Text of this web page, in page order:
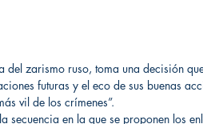
del zarismo ruso, toma una decisión
futuras y el eco de sus buenas
vil de los crímenes”.
secuencia en la que se proponen los